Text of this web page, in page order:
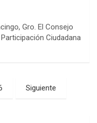
Gro. El Consejo
Ciudadana
Siguiente